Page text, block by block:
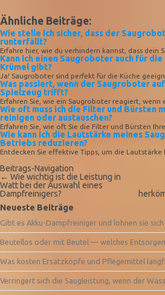
Ähnliche Beiträge:
Wie stelle ich sicher, dass der
runterfällt?
Erfahre hier, wie du verhindern kannst, dass dein
Kann ich einen Saugroboter auch für
Krümel gibt?
Ja! Saugroboter sind perfekt für die Küche
Was passiert, wenn der Saugroboter
Spielzeug trifft?
Erfahren Sie, wie ein Saugroboter reagiert, wenn
Wie oft muss ich die Filter und Bürsten
reinigen oder austauschen?
Erfahren Sie, wie oft Sie die Filter und Bürsten
Wie kann ich die Lautstärke meines
Betriebs reduzieren?
Entdecken Sie effektive Tipps, um die Lautstärke
Beitrags-Navigation
← Wie wichtig ist die Leistung in
Watt bei der Auswahl eines
Dampfreinigers?
Neueste Beiträge
Gibt es Akku-Dampfreiniger und lohnen sie
Beutellos oder mit Beutel — welches
Was kosten Ersatzköpfe und Pflegemittel
Verringert sich die Saugleistung, wenn der